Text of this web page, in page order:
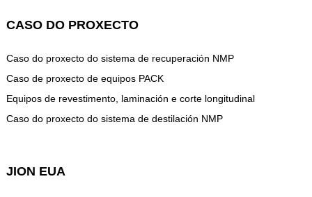
CASO DO PROXECTO
Caso do proxecto do sistema de recuperación NMP
Caso de proxecto de equipos PACK
Equipos de revestimento, laminación e corte longitudinal
Caso do proxecto do sistema de destilación NMP
JION EUA